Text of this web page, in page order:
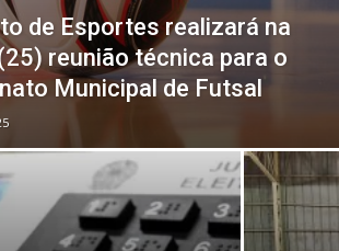
de Esportes realizará na
reunião técnica para o
Municipal de Futsal